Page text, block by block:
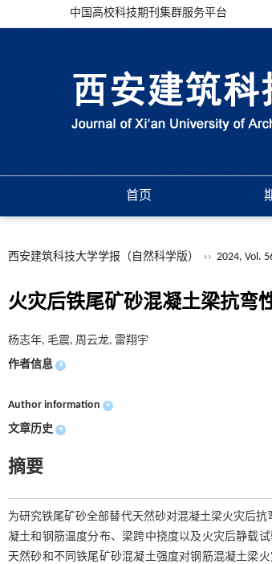
中国高校科技期刊集群服务平台
首页
西安建筑科技大学学报（自然科学版） ›› 2024, Vol.
火灾后铁尾矿砂混凝土梁抗弯
杨志年, 毛震, 周云龙, 雷翔宇
作者信息 +
Author information +
文章历史 +
摘要
为研究铁尾矿砂全部替代天然砂对混凝土梁火灾后
凝土和钢筋温度分布、梁跨中挠度以及火灾后静载
天然砂和不同铁尾矿砂混凝土强度对钢筋混凝土梁